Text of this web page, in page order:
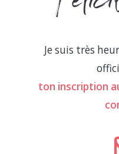
Je suis très
ton inscription